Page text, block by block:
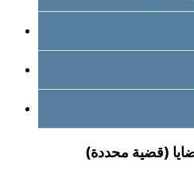
(قضية محددة)